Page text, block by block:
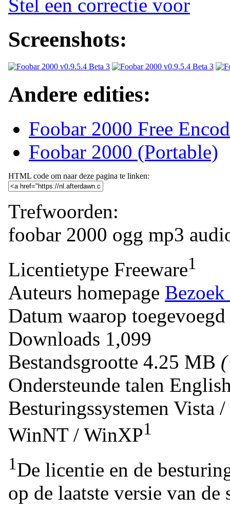
Stel een correctie voor
Screenshots:
Andere edities:
Foobar 2000 Free
Foobar 2000 (Portable)
HTML code om naar deze pagina te linken:
Trefwoorden:
foobar 2000 ogg mp3
Licentietype Freeware1
Auteurs homepage
Datum waarop toegevoegd
Downloads 1,099
Bestandsgrootte 4.25 MB
Ondersteunde talen
Besturingssystemen Vista
WinNT / WinXP1
1De licentie en de
op de laatste versie van de